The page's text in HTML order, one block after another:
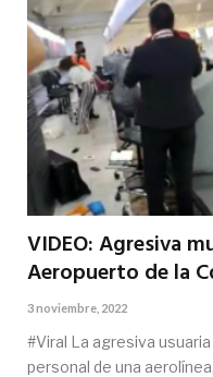
VIDEO: Agresiva
Aeropuerto de la
3 noviembre, 2022
#Viral La agresiva
personal de una